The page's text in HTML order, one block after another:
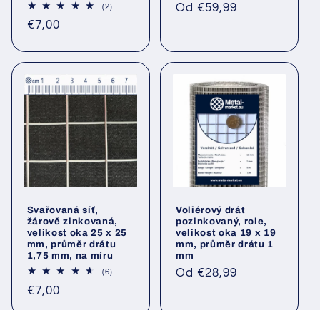
(2)2
Běžná
€7,00
Běžná
Od €59,99
Svařovaná síť,
žárově zinkovaná,
velikost oka 25 x 25
mm, průměr drátu
1,75 mm, na míru
(6)6
Běžná
€7,00
Voliérový drát
pozinkovaný, role,
velikost oka 19 x 19
mm, průměr drátu 1
mm
Běžná
Od €28,99